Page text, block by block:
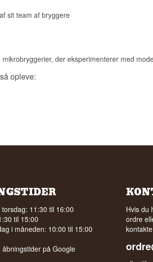
sit team af bryggere
der eksperimenterer med
opleve:
11:30 til 16:00
til 15:00
i måneden: 10:00 til 15:00
på Google
Hvis du
ordre